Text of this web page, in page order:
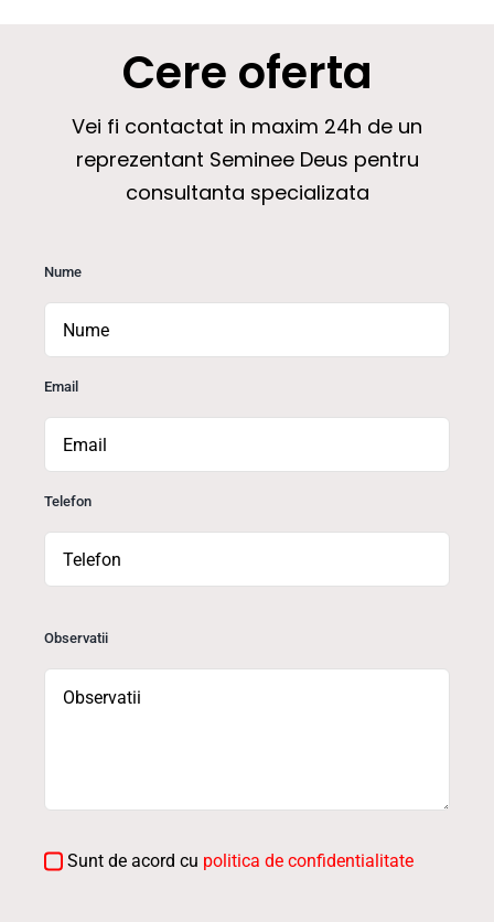
Cere oferta
Vei fi contactat in maxim 24h de un
reprezentant Seminee Deus pentru
consultanta specializata
Nume
Email
Telefon
Observatii
Sunt de acord cu politica de confidentialitate